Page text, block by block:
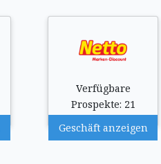
Verfügbare
Prospekte: 21
Geschäft anzeigen